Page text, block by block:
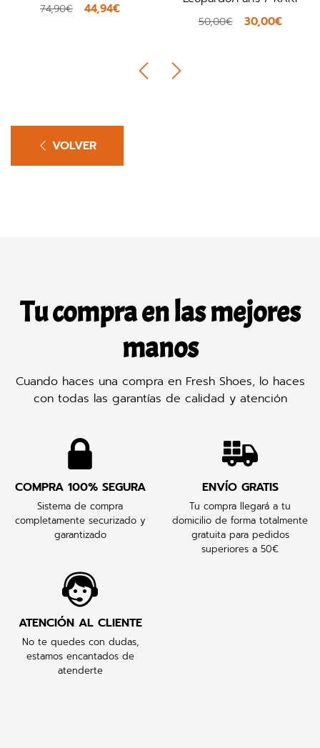
74,90€ 44,94€
50,00€ 30,00€
VOLVER
Tu compra en las mejores
manos
Cuando haces una compra en Fresh Shoes, lo haces
con todas las garantías de calidad y atención
COMPRA 100% SEGURA
Sistema de compra
completamente securizado y
garantizado
ENVÍO GRATIS
Tu compra llegará a tu
domicilio de forma totalmente
gratuita para pedidos
superiores a 50€
ATENCIÓN AL CLIENTE
No te quedes con dudas,
estamos encantados de
atenderte